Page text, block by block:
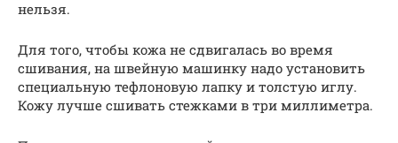
нельзя.
Для того, чтобы кожа не сдвигалась во время
сшивания, на швейную машинку надо установить
специальную тефлоновую лапку и толстую иглу.
Кожу лучше сшивать стежками в три миллиметра.